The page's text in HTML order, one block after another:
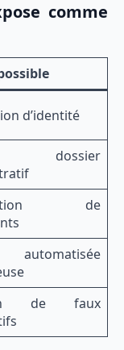
comme
d’identité
dossier
de
automatisée
de faux